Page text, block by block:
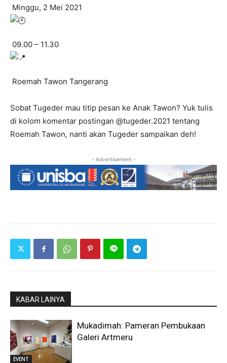
Minggu, 2 Mei 2021
09.00 – 11.30
Roemah Tawon Tangerang
Sobat Tugeder mau titip pesan ke Anak Tawon? Yuk tulis
di kolom komentar postingan @tugeder.2021 tentang
Roemah Tawon, nanti akan Tugeder sampaikan deh!
- Advertisement -
KABAR LAINYA
EVENT
Mukadimah: Pameran Pembukaan
Galeri Artmeru